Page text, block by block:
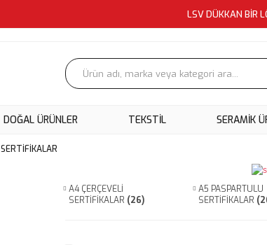
LSV DÜKKAN BİR
DOĞAL ÜRÜNLER TEKSTİL SERAMİK
SERTİFİKALAR
A4 ÇERÇEVELİ
SERTİFİKALAR (26)
A5 PASPARTULU
SERTİFİKALAR